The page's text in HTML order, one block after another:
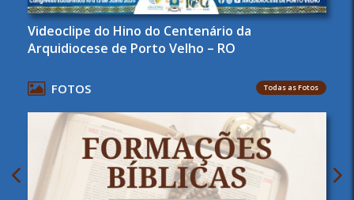
Videoclipe do Hino do Centenário da
Arquidiocese de Porto Velho – RO
FOTOS Todas as Fotos